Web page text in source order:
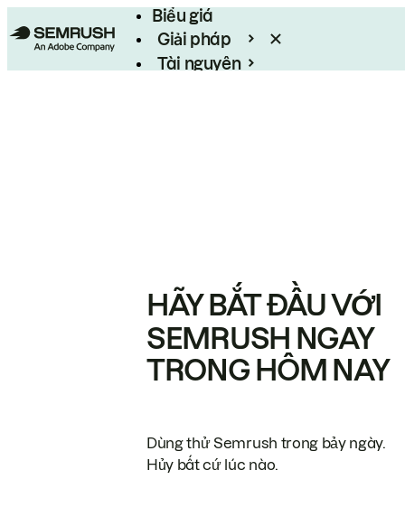
Biểu giá
Giải pháp
Tài nguyên
HÃY BẮT ĐẦU VỚI
SEMRUSH NGAY
TRONG HÔM NAY
Dùng thử Semrush trong bảy ngày.
Hủy bất cứ lúc nào.